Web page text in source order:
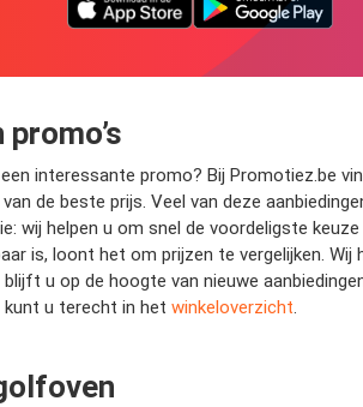
interessante promo? Bij Promotiez.be
de beste prijs. Veel van deze
wij helpen u om snel de voordeligste
is, loont het om prijzen te vergelijken.
u op de hoogte van nieuwe
kunt u terecht in het winkeloverzicht.